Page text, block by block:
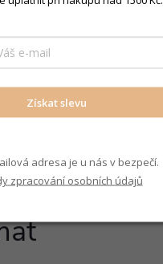
Získat slevu
adresa je u nás v bezpečí.
zpracování osobních údajů